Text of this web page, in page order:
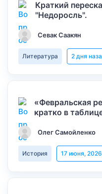
Краткий
"Недоросль".
Севак Саакян
Литература 2 дня
«Февральская
кратко в
Олег Самойленко
История 17 июня, 2026